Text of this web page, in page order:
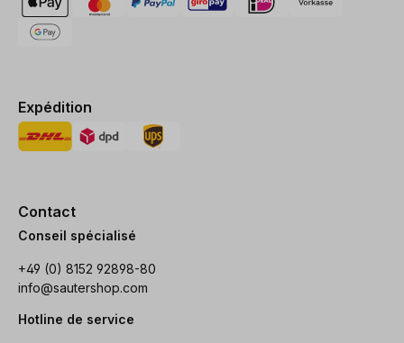
Expédition
Contact
Conseil spécialisé
+49 (0) 8152 92898-80
info@sautershop.com
Hotline de service